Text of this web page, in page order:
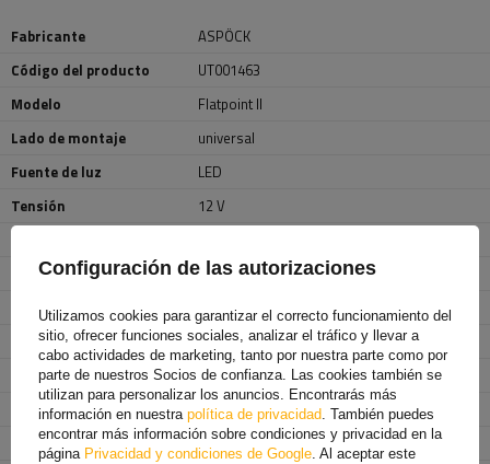
Fabricante
ASPÖCK
Código del producto
UT001463
Modelo
Flatpoint II
Lado de montaje
universal
Fuente de luz
LED
Tensión
12 V
Cable para luces de gálibo plano
Longitud del cable
0,5 m
Sección del conductor
2x 0,75 mm²
Color
Blanco
Ancho
102 mm
Altura
46 mm
Configuración de las autorizaciones
Utilizamos cookies para garantizar el correcto funcionamiento del
sitio, ofrecer funciones sociales, analizar el tráfico y llevar a
cabo actividades de marketing, tanto por nuestra parte como por
parte de nuestros Socios de confianza. Las cookies también se
utilizan para personalizar los anuncios. Encontrarás más
información en nuestra política de privacidad. También puedes
encontrar más información sobre condiciones y privacidad en la
página Privacidad y condiciones de Google. Al aceptar este